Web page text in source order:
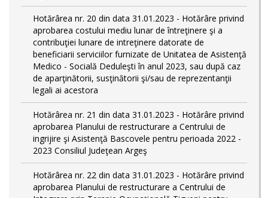
Hotărârea nr. 20 din data 31.01.2023 - Hotărâre privind
aprobarea costului mediu lunar de întreţinere şi a
contribuţiei lunare de intreţinere datorate de
beneficiarii serviciilor furnizate de Unitatea de Asistenţă
Medico - Socială Deduleşti în anul 2023, sau după caz
de aparţinătorii, susţinătorii şi/sau de reprezentanţii
legali ai acestora
Hotărârea nr. 21 din data 31.01.2023 - Hotărâre privind
aprobarea Planului de restructurare a Centrului de
ingrijire şi Asistenţă Bascovele pentru perioada 2022 -
2023 Consiliul Judeţean Argeş
Hotărârea nr. 22 din data 31.01.2023 - Hotărâre privind
aprobarea Planului de restructurare a Centrului de